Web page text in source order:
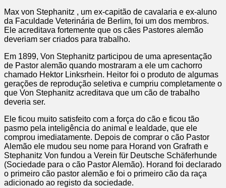
Max von Stephanitz , um ex-capitão de cavalaria e ex-aluno
da Faculdade Veterinária de Berlim, foi um dos membros.
Ele acreditava fortemente que os cães Pastores alemão
deveriam ser criados para trabalho.
Em 1899, Von Stephanitz participou de uma apresentação
de Pastor alemão quando mostraram a ele um cachorro
chamado Hektor Linksrhein. Heitor foi o produto de algumas
gerações de reprodução seletiva e cumpriu completamente o
que Von Stephanitz acreditava que um cão de trabalho
deveria ser.
Ele ficou muito satisfeito com a força do cão e ficou tão
pasmo pela inteligência do animal e lealdade, que ele
comprou imediatamente. Depois de comprar o cão Pastor
Alemão ele mudou seu nome para Horand von Grafrath e
Stephanitz Von fundou a Verein für Deutsche Schäferhunde
(Sociedade para o cão Pastor Alemão). Horand foi declarado
o primeiro cão pastor alemão e foi o primeiro cão da raça
adicionado ao registo da sociedade.